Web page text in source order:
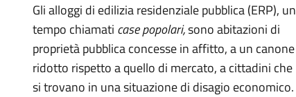
Gli alloggi di edilizia residenziale pubblica (ERP), un
tempo chiamati case popolari,sono abitazioni di
proprietà pubblica concesse in affitto, a un canone
ridotto rispetto a quello di mercato, a cittadini che
si trovano in una situazione di disagio economico.